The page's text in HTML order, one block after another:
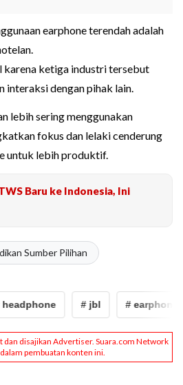
earphone terendah adalah
karena ketiga industri tersebut
interaksi dengan pihak lain.
lebih sering menggunakan
fokus dan lelaki cenderung
untuk lebih produktif.
Baru ke Indonesia, Ini
Sumber Pilihan
# jbl # earphone